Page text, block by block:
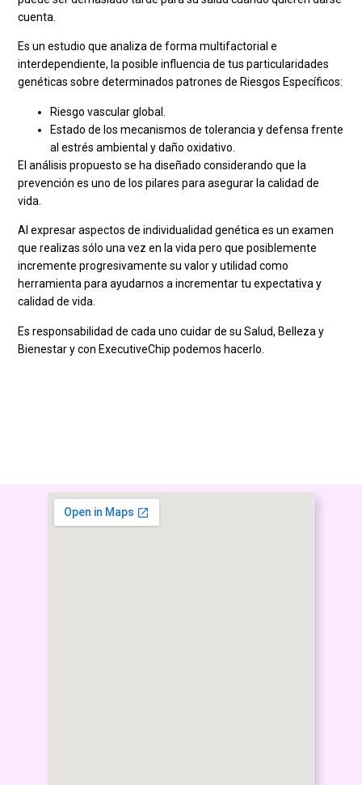
cuenta.
Es un estudio que analiza de forma multifactorial e
interdependiente, la posible influencia de tus particularidades
genéticas sobre determinados patrones de Riesgos Específicos:
Riesgo vascular global.
Estado de los mecanismos de tolerancia y defensa frente
al estrés ambiental y daño oxidativo.
El análisis propuesto se ha diseñado considerando que la
prevención es uno de los pilares para asegurar la calidad de
vida.
Al expresar aspectos de individualidad genética es un examen
que realizas sólo una vez en la vida pero que posiblemente
incremente progresivamente su valor y utilidad como
herramienta para ayudarnos a incrementar tu expectativa y
calidad de vida.
Es responsabilidad de cada uno cuidar de su Salud, Belleza y
Bienestar y con ExecutiveChip podemos hacerlo.